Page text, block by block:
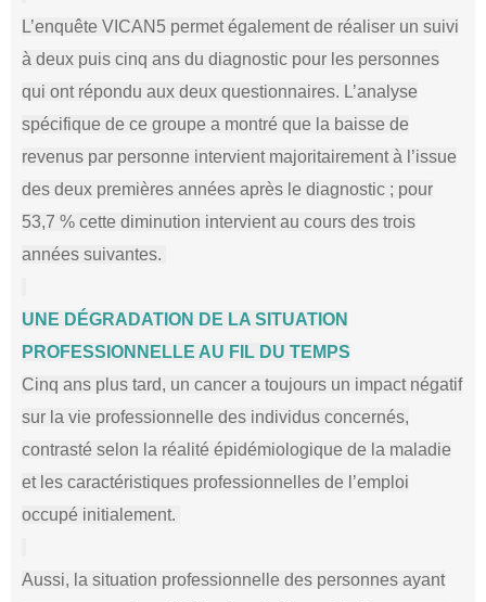
L’enquête VICAN5 permet également de réaliser un suivi
à deux puis cinq ans du diagnostic pour les personnes
qui ont répondu aux deux questionnaires. L’analyse
spécifique de ce groupe a montré que la baisse de
revenus par personne intervient majoritairement à l’issue
des deux premières années après le diagnostic ; pour
53,7 % cette diminution intervient au cours des trois
années suivantes.
UNE DÉGRADATION DE LA SITUATION
PROFESSIONNELLE AU FIL DU TEMPS
Cinq ans plus tard, un cancer a toujours un impact négatif
sur la vie professionnelle des individus concernés,
contrasté selon la réalité épidémiologique de la maladie
et les caractéristiques professionnelles de l’emploi
occupé initialement.
Aussi, la situation professionnelle des personnes ayant